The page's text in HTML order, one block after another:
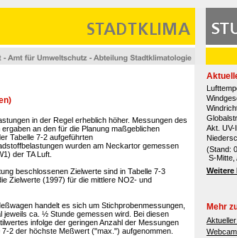
Akt. UV-
(Stand:
S-Mitte,
Weitere
Mehr
in der Regel erheblich höher. Messungen des
an den für die Planung maßgeblichen
Tabelle 7-2 aufgeführten
wurden am Neckartor gemessen
der TA Luft.
beschlossenen Zielwerte sind in Tabelle 7-3
Zielwerte (1997) für die mittlere NO2- und
handelt es sich um Stichprobenmessungen,
ca. ½ Stunde gemessen wird. Bei diesen
infolge der geringen Anzahl der Messungen
2 der höchste Meßwert ("max.") aufgenommen.